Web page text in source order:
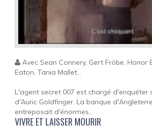
Avec Sean Connery, Gert Fröbe, Honor
Eaton, Tania Mallet...
L'agent secret 007 est chargé d'enquéter
d'Auric Goldfinger. La banque
entreposait d'énormes...
VIVRE ET LAISSER MOURIR